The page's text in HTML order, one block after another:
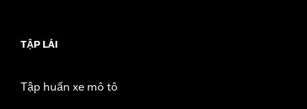
TẬP LÁI
Tập huấn xe mô tô